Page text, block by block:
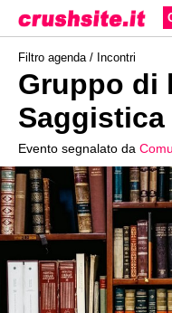
Filtro agenda / Incontri
Gruppo di
Saggistica
Evento segnalato da